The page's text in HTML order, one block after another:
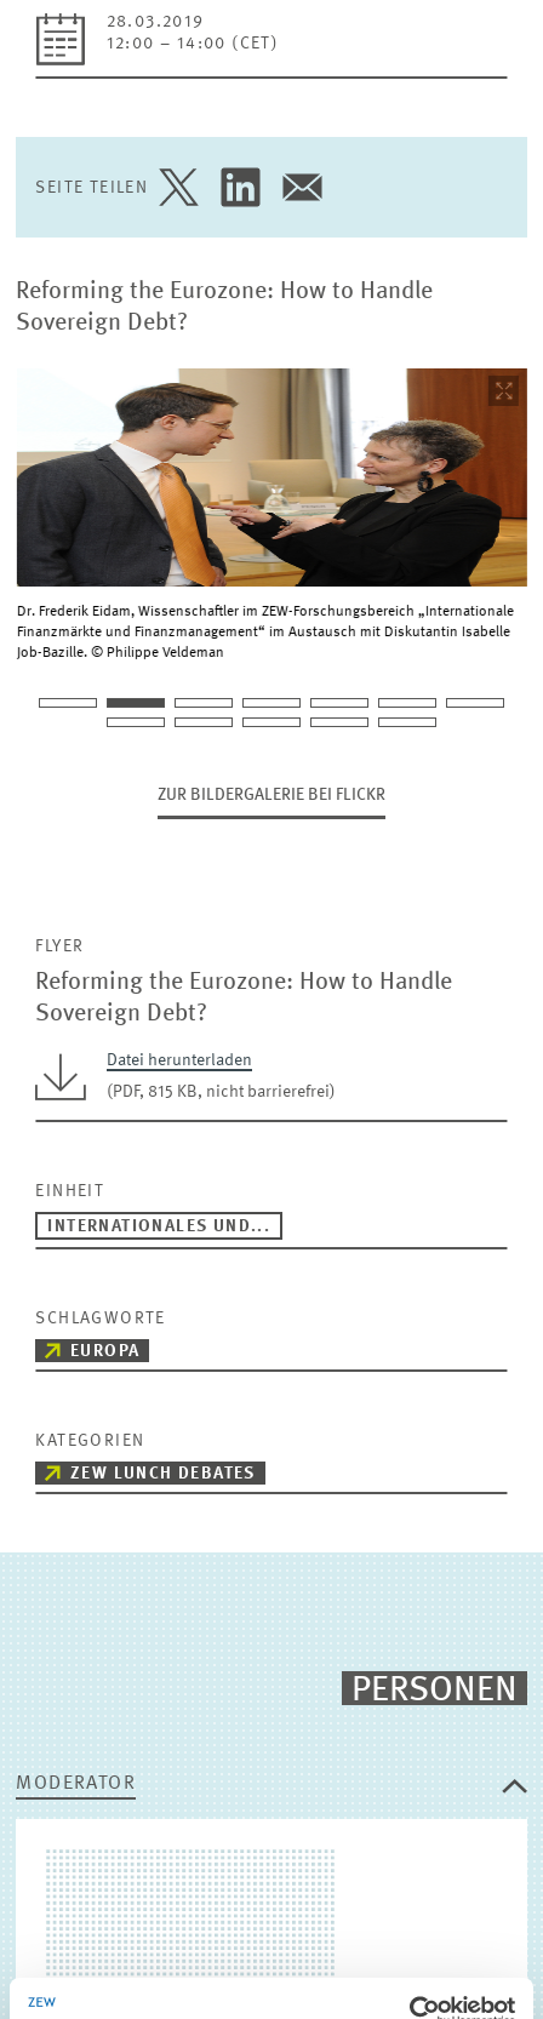
28.03.2019
12:00 – 14:00 (CET)
SEITE TEILEN
SEITE
TWITTER
SEITE
LINKEDIN
SEITE
E-
TEILEN
Reforming the Eurozone: How to Handle
Sovereign Debt?
vergrößerter
Ansicht
Dr. Frederik Eidam, Wissenschaftler im ZEW-Forschungsbereich „Internationale
Finanzmärkte und Finanzmanagement“ im Austausch mit Diskutantin Isabelle
Job-Bazille. © Philippe Veldeman
ZUR BILDERGALERIE BEI FLICKR
FLYER
Reforming the Eurozone: How to Handle
Sovereign Debt?
Datei herunterladen
(PDF, 815 KB, nicht barrierefrei)
EINHEIT
INTERNATIONALES UND...
SCHLAGWORTE
EUROPA
KATEGORIEN
ZEW LUNCH DEBATES
PERSONEN
MODERATOR